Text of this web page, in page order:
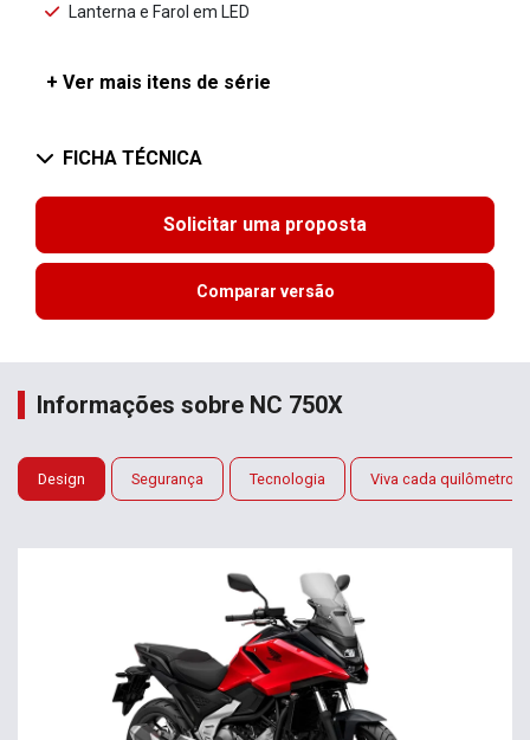
Lanterna e Farol em LED
+ Ver mais itens de série
FICHA TÉCNICA
Solicitar uma proposta
Comparar versão
Informações sobre NC 750X
Design Segurança Tecnologia Viva cada quilômetro